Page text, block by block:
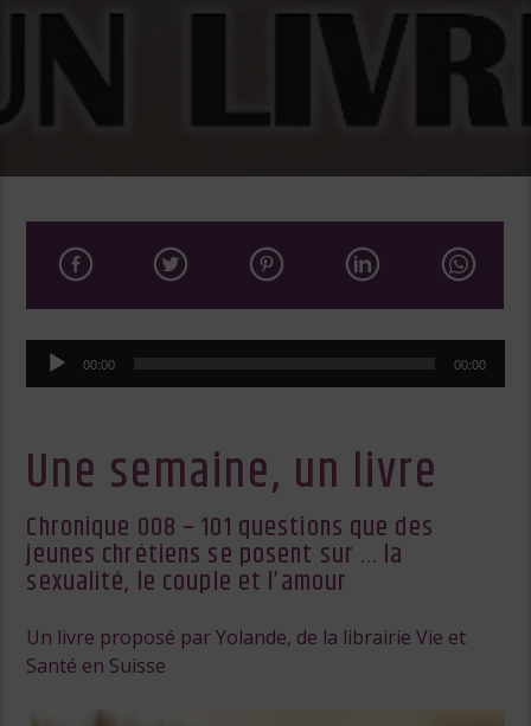
Lecteur
audio
00:00 00:00
Une semaine, un livre
Chronique 008 – 101 questions que des
jeunes chrétiens se posent sur … la
sexualité, le couple et l’amour
Un livre proposé par Yolande, de la librairie Vie et
Santé en Suisse